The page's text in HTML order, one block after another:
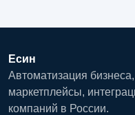
Есин
Автоматизация
маркетплейсы,
компаний в России.